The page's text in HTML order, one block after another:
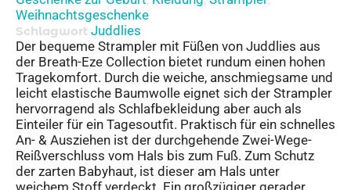
Weihnachtsgeschenke
Schlagwort Juddlies
Der bequeme Strampler mit Füßen von Juddlies aus
der Breath-Eze Collection bietet rundum einen hohen
Tragekomfort. Durch die weiche, anschmiegsame und
leicht elastische Baumwolle eignet sich der Strampler
hervorragend als Schlafbekleidung aber auch als
Einteiler für ein Tagesoutfit. Praktisch für ein schnelles
An- & Ausziehen ist der durchgehende Zwei-Wege-
Reißverschluss vom Hals bis zum Fuß. Zum Schutz
der zarten Babyhaut, ist dieser am Hals unter
weichem Stoff verdeckt. Ein großzügiger gerader